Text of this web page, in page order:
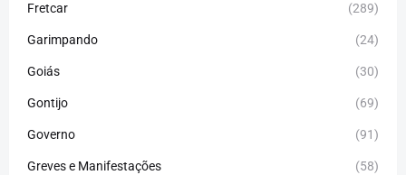
Fretcar (289)
Garimpando (24)
Goiás (30)
Gontijo (69)
Governo (91)
Greves e Manifestações (58)